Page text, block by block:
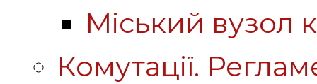
Міський вузол
Комутації.